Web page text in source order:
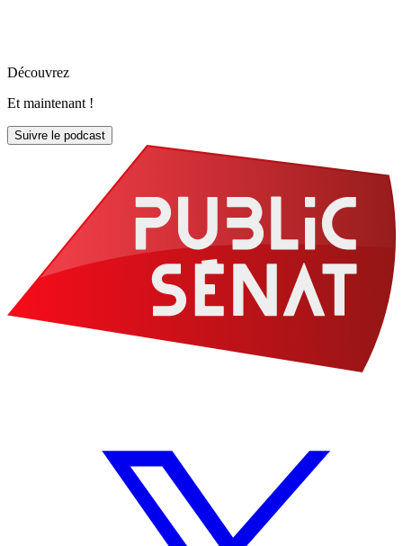
Découvrez
Et maintenant !
Suivre le podcast